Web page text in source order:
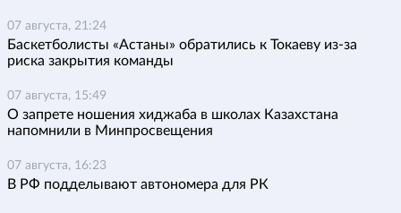
07 августа, 21:24
Баскетболисты «Астаны» обратились к Токаеву из-за
риска закрытия команды
07 августа, 15:49
О запрете ношения хиджаба в школах Казахстана
напомнили в Минпросвещения
07 августа, 16:23
В РФ подделывают автономера для РК